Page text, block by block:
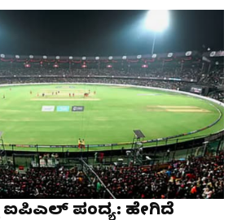
ಐಪಿಎಲ್‌ ಪಂದ್ಯ: ಹೇಗಿದೆ